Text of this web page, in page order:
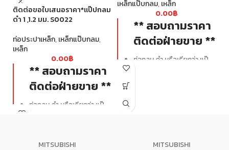
ติดต่อขอใบเสนอราคา*แป๊ปกลม
ดำ 1 ,1.2 มม. S0022
ท่อประปาเหล็ก,เหล็กแป๊บกลม,
เหล็ก
0.00฿
** สอบถามราคา
ติดต่อฝ่ายขาย **
ท่อกลม ดำ หรือเรียกว่า แป๊
เหล็กแป๊บกลม,เหล็ก
0.00฿
** สอบถามราคา
ติดต่อฝ่ายขาย **
ท่อกลม ดำ หรือเรียกว่า แป๊
แล้วดัดขึ้นรูป
MITSUBISHI MITSUBISHI